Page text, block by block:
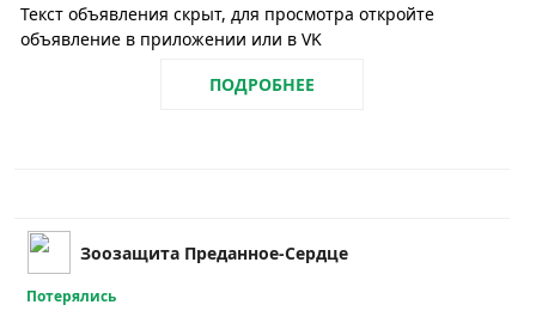
Текст объявления скрыт, для просмотра откройте
объявление в приложении или в VK
ПОДРОБНЕЕ
Зоозащита Преданное-Сердце
Потерялись